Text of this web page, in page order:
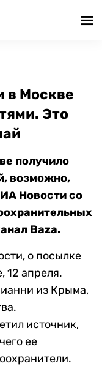
в Москве
Это
получило
возможно,
Новости со
Baza.
о посылке
12 апреля.
из Крыма,
источник,
ее